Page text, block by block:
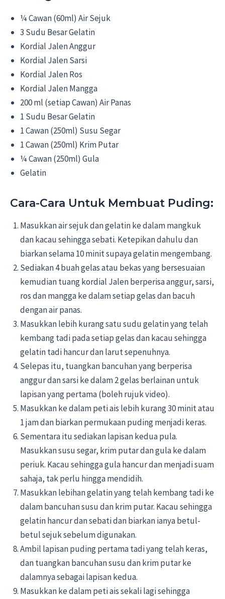
¼ Cawan (60ml) Air Sejuk
3 Sudu Besar Gelatin
Kordial Jalen Anggur
Kordial Jalen Sarsi
Kordial Jalen Ros
Kordial Jalen Mangga
200 ml (setiap Cawan) Air Panas
1 Sudu Besar Gelatin
1 Cawan (250ml) Susu Segar
1 Cawan (250ml) Krim Putar
¼ Cawan (250ml) Gula
Gelatin
Cara-Cara Untuk Membuat Puding:
Masukkan air sejuk dan gelatin ke dalam mangkuk
dan kacau sehingga sebati. Ketepikan dahulu dan
biarkan selama 10 minit supaya gelatin mengembang.
Sediakan 4 buah gelas atau bekas yang bersesuaian
kemudian tuang kordial Jalen berperisa anggur, sarsi,
ros dan mangga ke dalam setiap gelas dan bacuh
dengan air panas.
Masukkan lebih kurang satu sudu gelatin yang telah
kembang tadi pada setiap gelas dan kacau sehingga
gelatin tadi hancur dan larut sepenuhnya.
Selepas itu, tuangkan bancuhan yang berperisa
anggur dan sarsi ke dalam 2 gelas berlainan untuk
lapisan yang pertama (boleh rujuk video).
Masukkan ke dalam peti ais lebih kurang 30 minit atau
1 jam dan biarkan permukaan puding menjadi keras.
Sementara itu sediakan lapisan kedua pula.
Masukkan susu segar, krim putar dan gula ke dalam
periuk. Kacau sehingga gula hancur dan menjadi suam
sahaja, tak perlu hingga mendidih.
Masukkan lebihan gelatin yang telah kembang tadi ke
dalam bancuhan susu dan krim putar. Kacau sehingga
gelatin hancur dan sebati dan biarkan ianya betul-
betul sejuk sebelum digunakan.
Ambil lapisan puding pertama tadi yang telah keras,
dan tuangkan bancuhan susu dan krim putar ke
dalamnya sebagai lapisan kedua.
Masukkan ke dalam peti ais sekali lagi sehingga